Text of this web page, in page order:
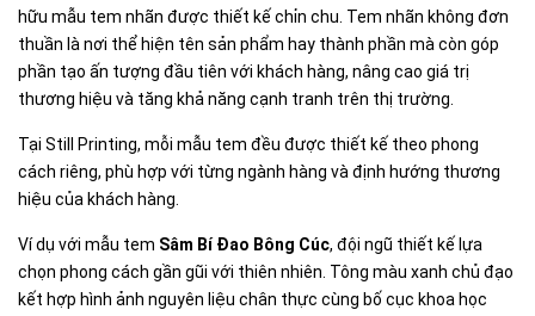
hữu mẫu tem nhãn được thiết kế chỉn chu. Tem nhãn không đơn
thuần là nơi thể hiện tên sản phẩm hay thành phần mà còn góp
phần tạo ấn tượng đầu tiên với khách hàng, nâng cao giá trị
thương hiệu và tăng khả năng cạnh tranh trên thị trường.
Tại Still Printing, mỗi mẫu tem đều được thiết kế theo phong
cách riêng, phù hợp với từng ngành hàng và định hướng thương
hiệu của khách hàng.
Ví dụ với mẫu tem Sâm Bí Đao Bông Cúc, đội ngũ thiết kế lựa
chọn phong cách gần gũi với thiên nhiên. Tông màu xanh chủ đạo
kết hợp hình ảnh nguyên liệu chân thực cùng bố cục khoa học